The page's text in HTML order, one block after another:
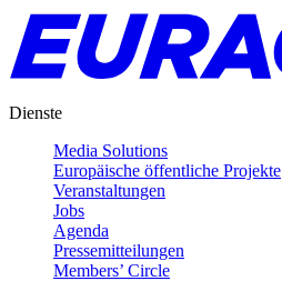
Dienste
Media Solutions
Europäische öffentliche Projekte
Veranstaltungen
Jobs
Agenda
Pressemitteilungen
Members’ Circle